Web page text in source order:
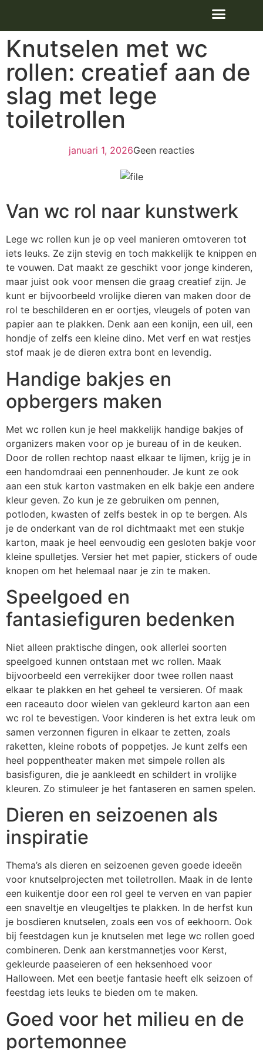
Knutselen met wc
rollen: creatief aan de
slag met lege
toiletrollen
januari 1, 2026Geen reacties
Van wc rol naar kunstwerk
Lege wc rollen kun je op veel manieren omtoveren tot
iets leuks. Ze zijn stevig en toch makkelijk te knippen en
te vouwen. Dat maakt ze geschikt voor jonge kinderen,
maar juist ook voor mensen die graag creatief zijn. Je
kunt er bijvoorbeeld vrolijke dieren van maken door de
rol te beschilderen en er oortjes, vleugels of poten van
papier aan te plakken. Denk aan een konijn, een uil, een
hondje of zelfs een kleine dino. Met verf en wat restjes
stof maak je de dieren extra bont en levendig.
Handige bakjes en
opbergers maken
Met wc rollen kun je heel makkelijk handige bakjes of
organizers maken voor op je bureau of in de keuken.
Door de rollen rechtop naast elkaar te lijmen, krijg je in
een handomdraai een pennenhouder. Je kunt ze ook
aan een stuk karton vastmaken en elk bakje een andere
kleur geven. Zo kun je ze gebruiken om pennen,
potloden, kwasten of zelfs bestek in op te bergen. Als
je de onderkant van de rol dichtmaakt met een stukje
karton, maak je heel eenvoudig een gesloten bakje voor
kleine spulletjes. Versier het met papier, stickers of oude
knopen om het helemaal naar je zin te maken.
Speelgoed en
fantasiefiguren bedenken
Niet alleen praktische dingen, ook allerlei soorten
speelgoed kunnen ontstaan met wc rollen. Maak
bijvoorbeeld een verrekijker door twee rollen naast
elkaar te plakken en het geheel te versieren. Of maak
een raceauto door wielen van gekleurd karton aan een
wc rol te bevestigen. Voor kinderen is het extra leuk om
samen verzonnen figuren in elkaar te zetten, zoals
raketten, kleine robots of poppetjes. Je kunt zelfs een
heel poppentheater maken met simpele rollen als
basisfiguren, die je aankleedt en schildert in vrolijke
kleuren. Zo stimuleer je het fantaseren en samen spelen.
Dieren en seizoenen als
inspiratie
Thema’s als dieren en seizoenen geven goede ideeën
voor knutselprojecten met toiletrollen. Maak in de lente
een kuikentje door een rol geel te verven en van papier
een snaveltje en vleugeltjes te plakken. In de herfst kun
je bosdieren knutselen, zoals een vos of eekhoorn. Ook
bij feestdagen kun je knutselen met lege wc rollen goed
combineren. Denk aan kerstmannetjes voor Kerst,
gekleurde paaseieren of een heksenhoed voor
Halloween. Met een beetje fantasie heeft elk seizoen of
feestdag iets leuks te bieden om te maken.
Goed voor het milieu en de
portemonnee